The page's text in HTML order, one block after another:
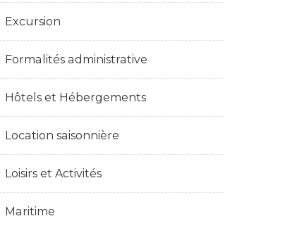
Excursion
Formalités administrative
Hôtels et Hébergements
Location saisonnière
Loisirs et Activités
Maritime